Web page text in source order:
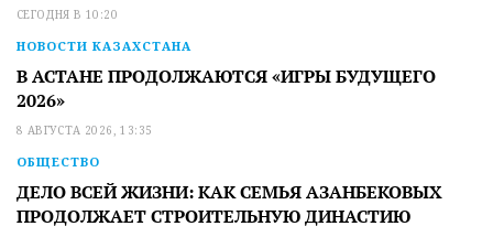
СЕГОДНЯ В 10:20
НОВОСТИ КАЗАХСТАНА
В АСТАНЕ ПРОДОЛЖАЮТСЯ «ИГРЫ БУДУЩЕГО
2026»
8 АВГУСТА 2026, 13:35
ОБЩЕСТВО
ДЕЛО ВСЕЙ ЖИЗНИ: КАК СЕМЬЯ АЗАНБЕКОВЫХ
ПРОДОЛЖАЕТ СТРОИТЕЛЬНУЮ ДИНАСТИЮ